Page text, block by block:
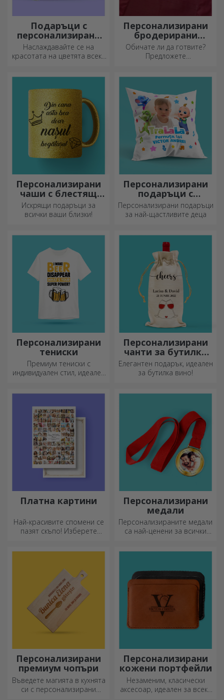
Подаръци с
персонализирани
комплекти за
засаждане
Наслаждавайте се на
красотата на цветята всеки
Персонализирани
бродерирани
шорти
Обичате ли да готвите?
Предложете
Персонализирани
чаши с блестящ
ефект
Искрящи подаръци за
всички ваши близки!
Персонализирани
подаръци с
официална
лицензия - TraLaLa
Персонализирани подаръци
за най-щастливите деца
Персонализирани
тениски
Премиум тениски с
индивидуален стил, идеален
модели, изберете
подходящия!
Персонализирани
чанти за бутилки
вино
Елегантен подарък, идеален
за бутилка вино!
Платна картини
Най-красивите спомени се
пазят скъпо! Изберете
Персонализирани
медали
Персонализираните медали
са най-ценени за всички
Персонализирани
премиум чопъри
Въведете магията в кухнята
си с персонализирани
Персонализирани
кожени портфейли
Незаменим, класически
аксесоар, идеален за всеки